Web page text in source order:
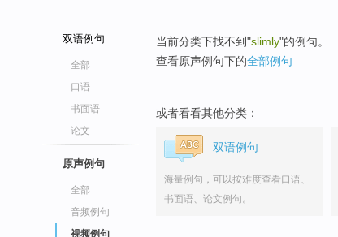
双语例句
全部
口语
书面语
论文
原声例句
全部
音频例句
视频例句
当前分类下找不到"slimly"的例句。
查看原声例句下的全部例句
或者看看其他分类：
双语例句
海量例句，可以按难度查看口语、
书面语、论文例句。